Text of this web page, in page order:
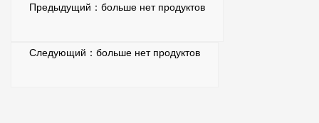
снижают внутреннее трение и потери энергии насоса,
гидравлической системы и помогая снизить
Предыдущий：больше нет продуктов
Следующий：больше нет продуктов